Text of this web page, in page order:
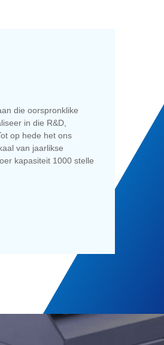
die oorspronklike
in die R&D,
op hede het ons
van jaarlikse
kapasiteit 1000 stelle